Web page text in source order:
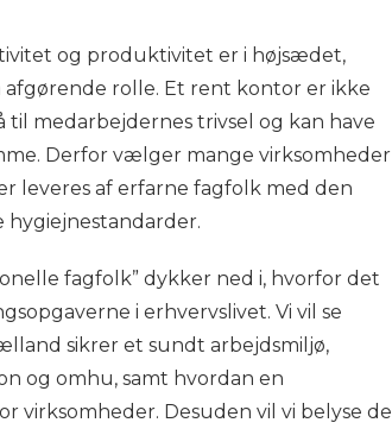
og produktivitet er i højsædet,
rolle. Et rent kontor er ikke
medarbejdernes trivsel og kan have
Derfor vælger mange virksomheder
leveres af erfarne fagfolk med den
fagfolk” dykker ned i, hvorfor det
i erhvervslivet. Vi vil se
sikrer et sundt arbejdsmiljø,
og omhu, samt hvordan en
Desuden vil vi belyse de